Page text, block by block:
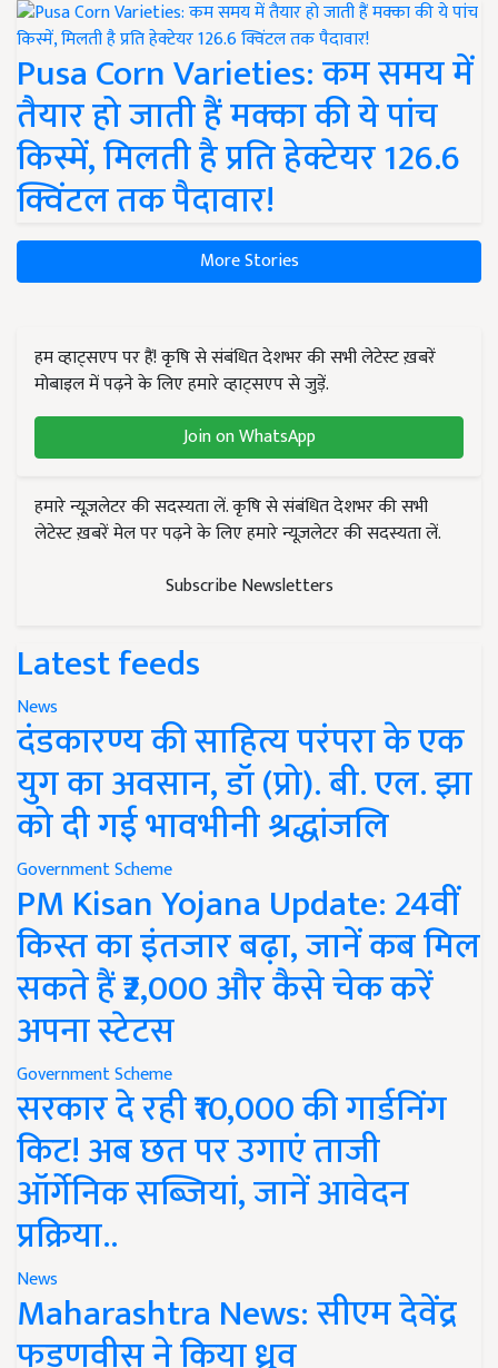
Pusa Corn Varieties: कम समय में
तैयार हो जाती हैं मक्का की ये पांच
किस्में, मिलती है प्रति हेक्टेयर 126.6
क्विंटल तक पैदावार!
More Stories
हम व्हाट्सएप पर हैं! कृषि से संबंधित देशभर की सभी लेटेस्ट ख़बरें
मोबाइल में पढ़ने के लिए हमारे व्हाट्सएप से जुड़ें.
Join on WhatsApp
हमारे न्यूज़लेटर की सदस्यता लें. कृषि से संबंधित देशभर की सभी
लेटेस्ट ख़बरें मेल पर पढ़ने के लिए हमारे न्यूज़लेटर की सदस्यता लें.
Subscribe Newsletters
Latest feeds
News
दंडकारण्य की साहित्य परंपरा के एक
युग का अवसान, डॉ (प्रो). बी. एल. झा
को दी गई भावभीनी श्रद्धांजलि
Government Scheme
PM Kisan Yojana Update: 24वीं
किस्त का इंतजार बढ़ा, जानें कब मिल
सकते हैं ₹2,000 और कैसे चेक करें
अपना स्टेटस
Government Scheme
सरकार दे रही ₹10,000 की गार्डनिंग
किट! अब छत पर उगाएं ताजी
ऑर्गेनिक सब्जियां, जानें आवेदन
प्रक्रिया..
News
Maharashtra News: सीएम देवेंद्र
फडणवीस ने किया ध्रुव